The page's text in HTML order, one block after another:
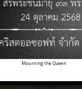
ส่วนและค
Mourning the Queen